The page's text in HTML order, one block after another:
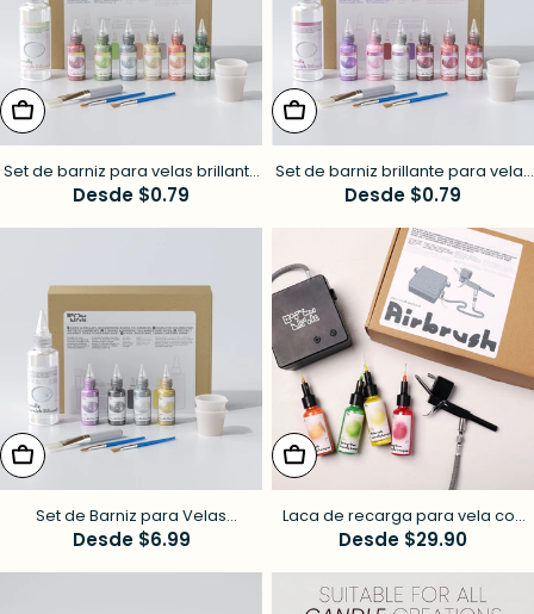
elige opciones
Set de barniz para velas brillante
de colores - 6 colores Aura
Precio
habitual
Desde $0.79
elige opciones
Set de barniz brillante para velas
de colores – 6 colores de San
Precio
habitual
Desde $0.79
elige opciones
Set de Barniz para Velas
Brillantes de Colores - 4 Colores
Precio
habitual
Desde $6.99
elige opciones
Laca de recarga para vela con
aerógrafo - Paleta Prado de
Precio
habitual
Desde $29.90